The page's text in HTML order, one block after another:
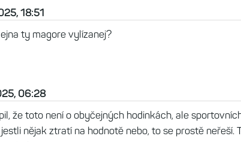
22:19
ne hlavně nějaké Garmin co vůbec nemají hodnotu,a
hodnotě neztrácí,Rolex Daytona,Submarine,a další
Casio g shock original prostě levný kvalitní kult